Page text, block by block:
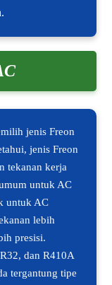
jenis Freon
jenis Freon
tekanan kerja
untuk AC
untuk AC
lebih
presisi.
dan R410A
tergantung tipe